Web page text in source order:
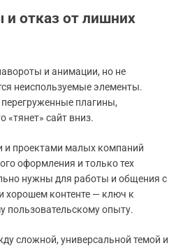
отказ от лишних
и анимации, но не
неиспользуемые элементы.
плагины,
сайт вниз.
и проектами малых компаний
оформления и только тех
нужны для работы и общения с
хорошем контенте — ключ к
пользовательскому опыту.
сложной, универсальной темой и